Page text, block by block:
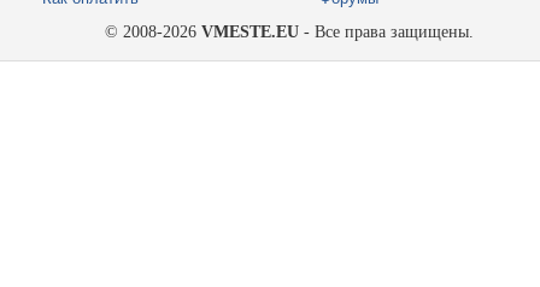
© 2008-2026 VMESTE.EU - Все права защищены.